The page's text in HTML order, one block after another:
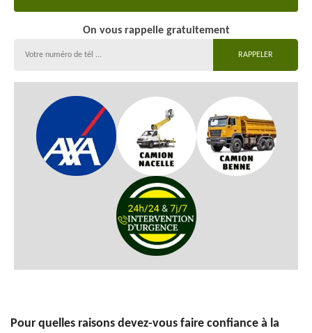
On vous rappelle gratuitement
Pour quelles raisons devez-vous faire confiance à la